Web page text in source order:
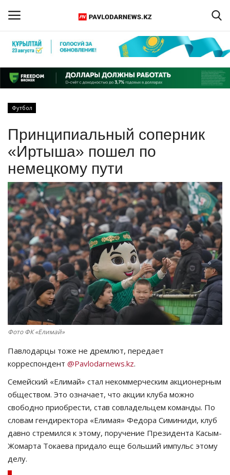
Регистрация
Главная
ПАВЛОДАРСКАЯ ОБЛАСТЬ
КАЗАХСТАН
МИР
СПЕЦПРОЕКТЫ
СПОРТ
Чек-лист
РАЗВЛЕЧЕНИЯ
OFFICIAL
Курултай
Язык
Қазақша Русский
Футбол
Принципиальный соперник
«Иртыша» пошел по
немецкому пути
Фото ФК «Елимай»
Павлодарцы тоже не дремлют, передает
корреспондент @Pavlodarnews.kz.
Семейский «Елимай» стал некоммерческим акционерным
обществом. Это означает, что акции клуба можно
свободно приобрести, став совладельцем команды. По
словам гендиректора «Елимая» Федора Симиниди, клуб
давно стремился к этому, поручение Президента Касым-
Жомарта Токаева придало еще больший импульс этому
делу.